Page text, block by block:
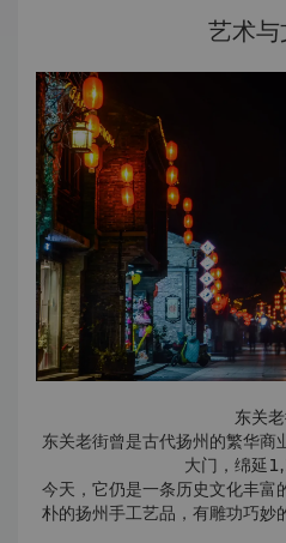
艺术与
东关
东关老街曾是古代扬州的繁华商
大门，绵延
今天，它仍是一条历史文化丰富
朴的扬州手工艺品，有雕功巧妙